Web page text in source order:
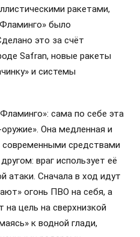
ракетами,
было
это за счёт
Safran, новые ракеты
и системы
сама по себе эта
Она медленная и
средствами
враг использует её
атаки. Сначала в ход идут
огонь ПВО на себя, а
на цель на сверхнизкой
к водной глади,